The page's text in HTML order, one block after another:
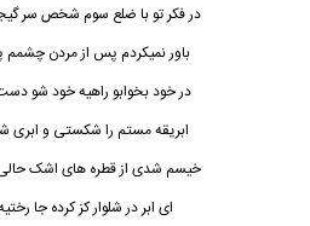
در فکر تو با ضلع سوم شخص سر
باور نمیکردم پس از مردن چشمم
در خود بخوابو راهیه خود شو
ابریقه مستم را شکستی و ابری
خیسم شدی از قطره های اشک
ای ابر در شلوار کز کرده جا